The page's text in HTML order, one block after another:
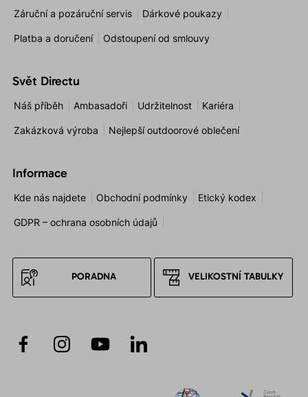
Záruční a pozáruční servis Dárkové poukazy
Platba a doručení Odstoupení od smlouvy
Svět Directu
Náš příběh Ambasadoři Udržitelnost Kariéra
Zakázková výroba Nejlepší outdoorové oblečení
Informace
Kde nás najdete Obchodní podmínky Etický kodex
GDPR – ochrana osobních údajů
PORADNA VELIKOSTNÍ TABULKY